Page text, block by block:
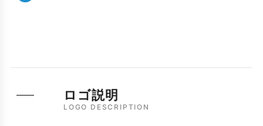
LOGO DESCRIPTION
ロゴ説明